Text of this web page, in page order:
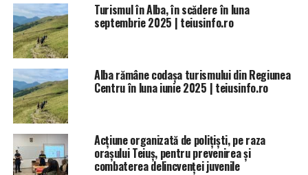
Turismul în Alba, în scădere în luna
septembrie 2025 | teiusinfo.ro
Alba rămâne codașa turismului din Regiunea
Centru în luna iunie 2025 | teiusinfo.ro
Acțiune organizată de polițiști, pe raza
orașului Teiuș, pentru prevenirea și
combaterea delincvenţei juvenile